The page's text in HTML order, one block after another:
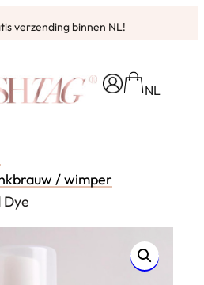
verzending binnen NL!
NL
/ wimper